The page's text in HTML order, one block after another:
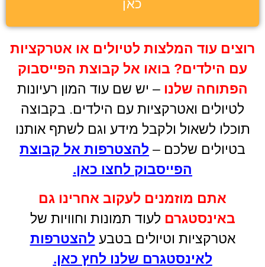
רוצים עוד המלצות לטיולים או אטרקציות
עם הילדים?בואו אל קבוצת הפייסבוק
הפתוחה שלנו – יש שם עוד המון רעיונות
לטיולים ואטרקציות עם הילדים. בקבוצה
תוכלו לשאול ולקבל מידע וגם לשתף אותנו
בטיולים שלכם –להצטרפות אל קבוצת
הפייסבוק לחצו כאן.
אתם מוזמנים לעקוב אחרינו גם
באינסטגרםלעוד תמונות וחוויות של
אטרקציות וטיולים בטבעלהצטרפות
לאינסטגרם שלנו לחץ כאן.
טיולים בצפון